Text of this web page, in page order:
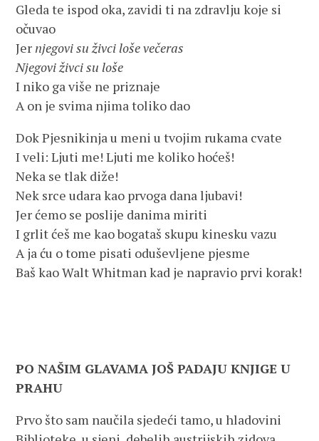
Gleda te ispod oka, zavidi ti na zdravlju koje si
očuvao
Jer njegovi su živci loše večeras
Njegovi živci su loše
I niko ga više ne priznaje
A on je svima njima toliko dao
Dok Pjesnikinja u meni u tvojim rukama cvate
I veli: Ljuti me! Ljuti me koliko hoćeš!
Neka se tlak diže!
Nek srce udara kao prvoga dana ljubavi!
Jer ćemo se poslije danima miriti
I grlit ćeš me kao bogataš skupu kinesku vazu
A ja ću o tome pisati oduševljene pjesme
Baš kao Walt Whitman kad je napravio prvi korak!
PO NAŠIM GLAVAMA JOŠ PADAJU KNJIGE U
PRAHU
Prvo što sam naučila sjedeći tamo, u hladovini